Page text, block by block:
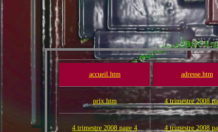
accueil.htm adresse.htm
prix.htm 4 trimestre 2008
4 trimestre 2008 page 4 4 trimestre 2008